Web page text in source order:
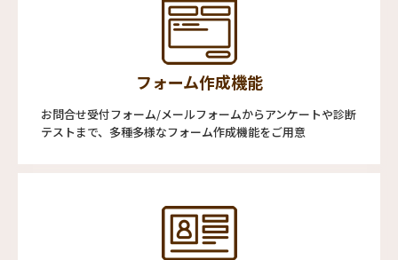
フォーム作成機能
お問合せ受付フォーム/メールフォームからアンケートや診断
テストまで、多種多様なフォーム作成機能をご用意